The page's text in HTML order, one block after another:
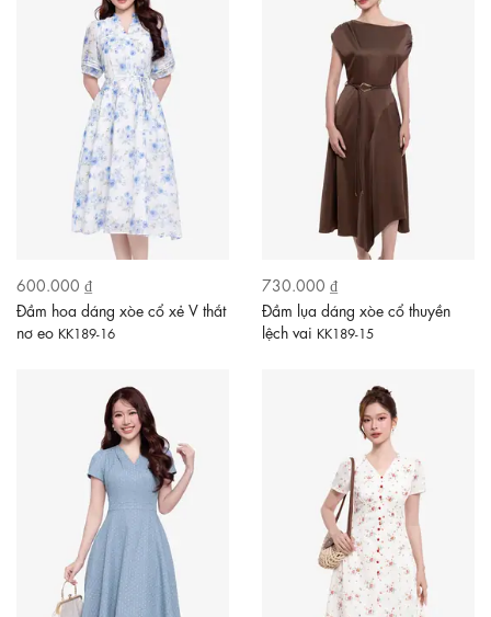
600.000 ₫
Đầm hoa dáng xòe cổ xẻ V thắt
nơ eo KK189-16
730.000 ₫
Đầm lụa dáng xòe cổ thuyền
lệch vai KK189-15